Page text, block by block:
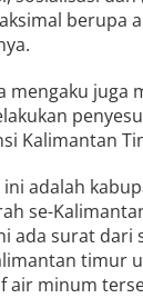
berupa
mengaku juga
Kalimantan
adalah
se-
ada surat dari
timur
air minum